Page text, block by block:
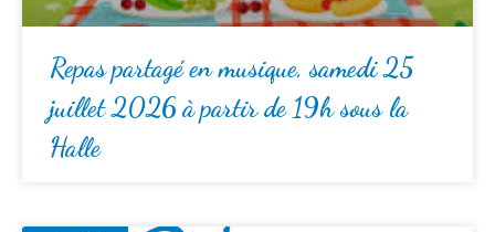
Repas partagé en musique, samedi 25
juillet 2026 à partir de 19h sous la
Halle